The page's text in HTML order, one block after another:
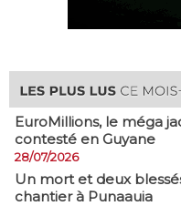
EuroMillions, ​le méga
contesté en Guyane
28/07/2026
​Un mort et deux
chantier à Punaauia